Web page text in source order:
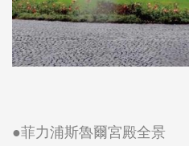
●菲力浦斯魯爾宮殿全景